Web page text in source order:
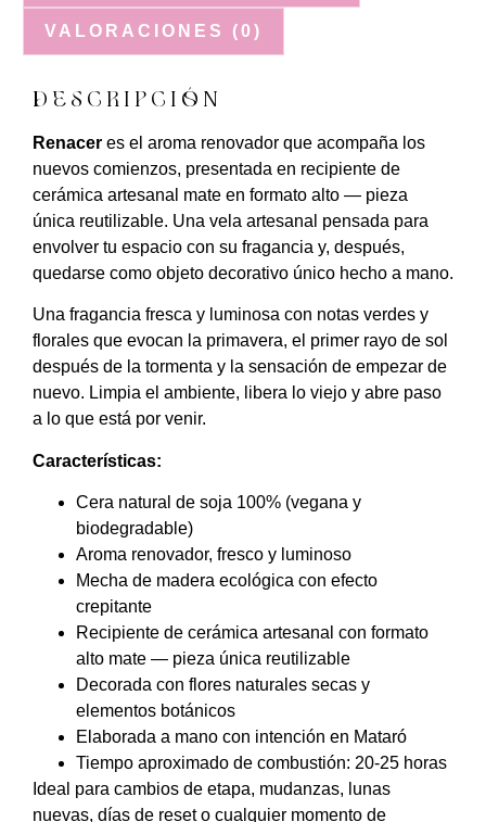
VALORACIONES (0)
DESCRIPCIÓN
Renacer es el aroma renovador que acompaña los
nuevos comienzos, presentada en recipiente de
cerámica artesanal mate en formato alto — pieza
única reutilizable. Una vela artesanal pensada para
envolver tu espacio con su fragancia y, después,
quedarse como objeto decorativo único hecho a mano.
Una fragancia fresca y luminosa con notas verdes y
florales que evocan la primavera, el primer rayo de sol
después de la tormenta y la sensación de empezar de
nuevo. Limpia el ambiente, libera lo viejo y abre paso
a lo que está por venir.
Características:
Cera natural de soja 100% (vegana y
biodegradable)
Aroma renovador, fresco y luminoso
Mecha de madera ecológica con efecto
crepitante
Recipiente de cerámica artesanal con formato
alto mate — pieza única reutilizable
Decorada con flores naturales secas y
elementos botánicos
Elaborada a mano con intención en Mataró
Tiempo aproximado de combustión: 20-25 horas
Ideal para cambios de etapa, mudanzas, lunas
nuevas, días de reset o cualquier momento de